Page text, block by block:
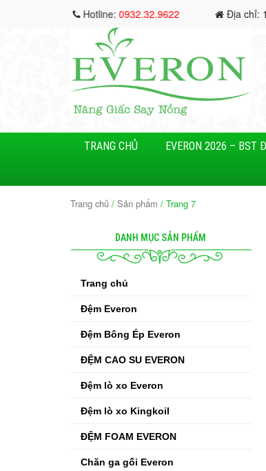
Hotline:0932.32.9622 Địa chỉ:
TRANG CHỦ EVERON 2026 – BST
Trang chủ / Sản phẩm / Trang 7
DANH MỤC SẢN PHẨM
Trang chủ
Đệm Everon
Đệm Bông Ép Everon
ĐỆM CAO SU EVERON
Đệm lò xo Everon
Đệm lò xo Kingkoil
ĐỆM FOAM EVERON
Chăn ga gối Everon